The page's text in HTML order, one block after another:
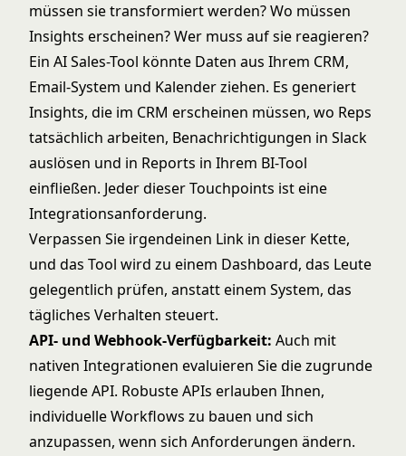
müssen sie transformiert werden? Wo müssen
Insights erscheinen? Wer muss auf sie reagieren?
Ein AI Sales-Tool könnte Daten aus Ihrem CRM,
Email-System und Kalender ziehen. Es generiert
Insights, die im CRM erscheinen müssen, wo Reps
tatsächlich arbeiten, Benachrichtigungen in Slack
auslösen und in Reports in Ihrem BI-Tool
einfließen. Jeder dieser Touchpoints ist eine
Integrationsanforderung.
Verpassen Sie irgendeinen Link in dieser Kette,
und das Tool wird zu einem Dashboard, das Leute
gelegentlich prüfen, anstatt einem System, das
tägliches Verhalten steuert.
API- und Webhook-Verfügbarkeit: Auch mit
nativen Integrationen evaluieren Sie die zugrunde
liegende API. Robuste APIs erlauben Ihnen,
individuelle Workflows zu bauen und sich
anzupassen, wenn sich Anforderungen ändern.